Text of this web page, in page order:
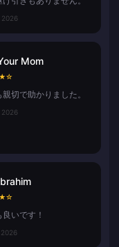
2026
Mom
★☆
親切で助かりました。
2026
★☆
良いです！